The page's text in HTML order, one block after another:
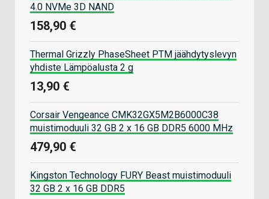
4.0 NVMe 3D NAND
158,90 €
Thermal Grizzly PhaseSheet PTM jäähdytyslevyn
yhdiste Lämpöalusta 2 g
13,90 €
Corsair Vengeance CMK32GX5M2B6000C38
muistimoduuli 32 GB 2 x 16 GB DDR5 6000 MHz
479,90 €
Kingston Technology FURY Beast muistimoduuli
32 GB 2 x 16 GB DDR5